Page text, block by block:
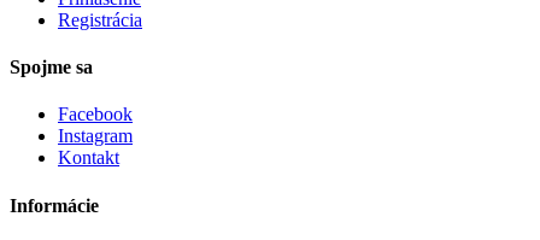
Registrácia
Spojme sa
Facebook
Instagram
Kontakt
Informácie